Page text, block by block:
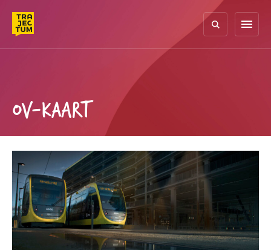
content
menu
OV-KAART